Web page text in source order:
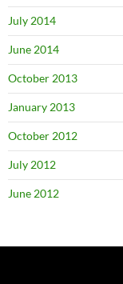
July 2014
June 2014
October 2013
January 2013
October 2012
July 2012
June 2012